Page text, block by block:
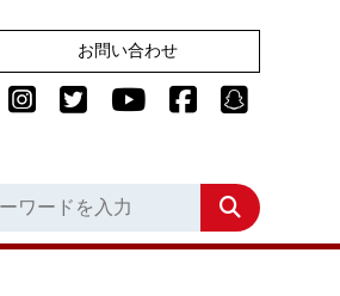
お問い合わせ